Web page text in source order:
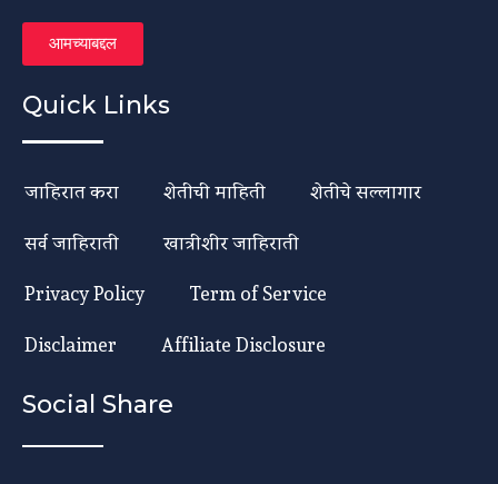
आमच्याबद्दल
Quick Links
जाहिरात करा शेतीची माहिती
शेतीचे सल्लागार
सर्व जाहिराती
खात्रीशीर जाहिराती
Privacy Policy
Term of Service
Disclaimer
Affiliate Disclosure
Social Share